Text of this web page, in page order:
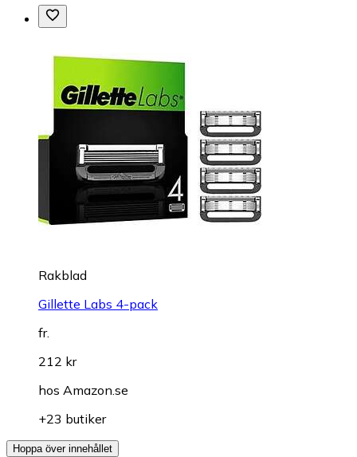
Rakblad
Gillette Labs 4-pack
fr.
212 kr
hos Amazon.se
+23 butiker
Hoppa över innehållet